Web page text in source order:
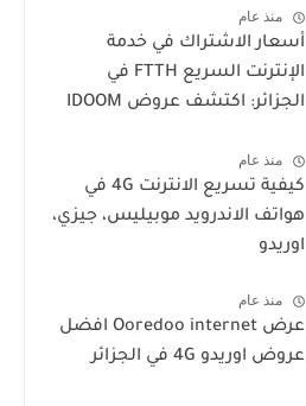
منذ عام
أسعار الاشتراك في خدمة
الإنترنت السريع FTTH في
الجزائر: اكتشف عروض IDOOM
منذ عام
كيفية تسريع الانترنت 4G في
هواتف الاندرويد موبيليس، جيزي،
اوريدو
منذ عام
عرض Ooredoo internet افضل
عروض اوريدو 4G في الجزائر